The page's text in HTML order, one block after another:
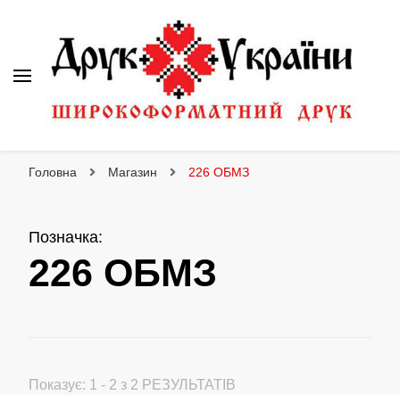
Головна Магазин 226 ОБМЗ
Позначка:
226 ОБМЗ
Показує: 1 - 2 з 2 РЕЗУЛЬТАТІВ